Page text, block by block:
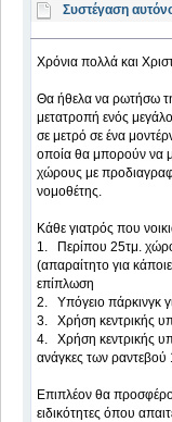
Συστέγαση
Χρόνια πολλά και
Θα ήθελα να ρωτήσω
μετατροπή ενός
σε μετρό σε ένα
οποία θα μπορούν να
χώρους με
νομοθέτης.
Κάθε γιατρός που
1. Περίπου 25τμ.
(απαραίτητο για
επίπλωση
2. Υπόγειο πάρκινγκ
3. Χρήση κεντρικής
4. Χρήση κεντρικής
ανάγκες των
Επιπλέον θα
ειδικότητες όπου